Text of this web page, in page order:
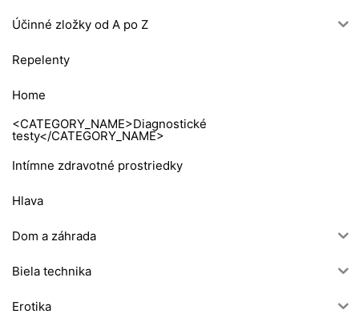
Účinné zložky od A po Z
Repelenty
Home
<CATEGORY_NAME>Diagnostické
testy</CATEGORY_NAME>
Intímne zdravotné prostriedky
Hlava
Dom a záhrada
Biela technika
Erotika